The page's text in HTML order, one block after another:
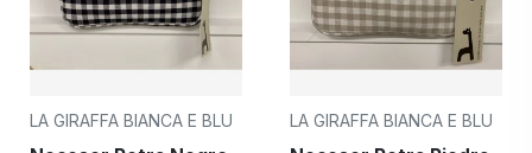
LA GIRAFFA BIANCA E BLU LA GIRAFFA BIANCA E BLU